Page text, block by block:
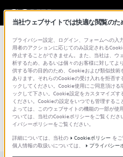
総合サポート・お問
文書番号 : S1110278029193 / 最終更
本機で録画・ダビ
るディスクの種類
い
当社ウェブサイトでは快適な閲覧のた
プライバシー設定、ログイン、フォームへの入
用者のアクションに応じてのみ設定される
停止することができません。また、当社は、ウ
析するため、あるいは個々のお客様に対してよ
供する等の目的のため、Cookieおよび類似技
あります。それらのCookieの受け入れを拒否
ックしてください。Cookie使用にご同意頂け
ックして下さい。Cookie設定をカスタマイズ
ください。Cookieの設定をいつでも管理する
よっては、このウェブサイトの機能の一部が使
ついては、当社のCookieポリシーをご覧くだ
イバシーポリシーをご覧ください。
詳細については、当社の
Cookieポリシー を
個人情報の取扱いについては、
プライバシー